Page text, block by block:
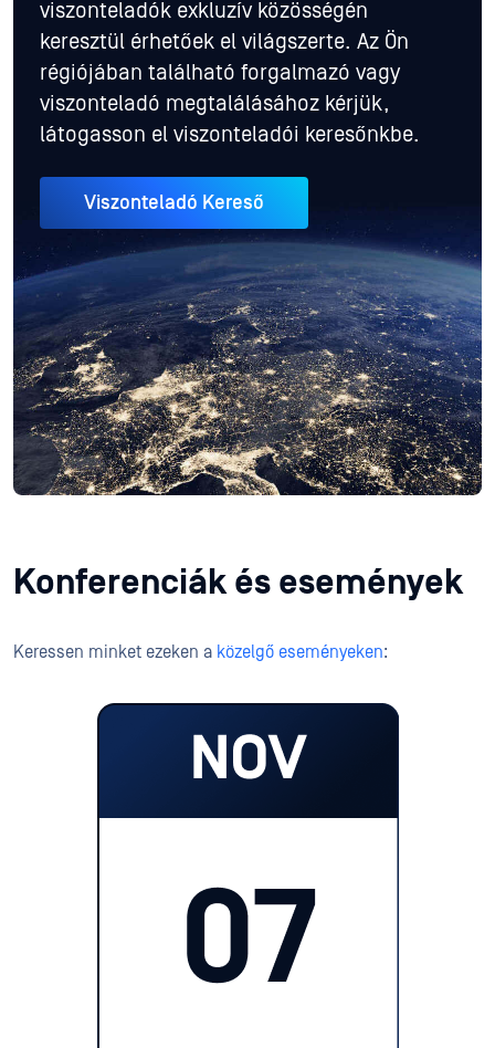
viszonteladók exkluzív közösségén
keresztül érhetőek el világszerte. Az Ön
régiójában található forgalmazó vagy
viszonteladó megtalálásához kérjük,
látogasson el viszonteladói keresőnkbe.
Viszonteladó Kereső
Konferenciák és események
Keressen minket ezeken a közelgő eseményeken: